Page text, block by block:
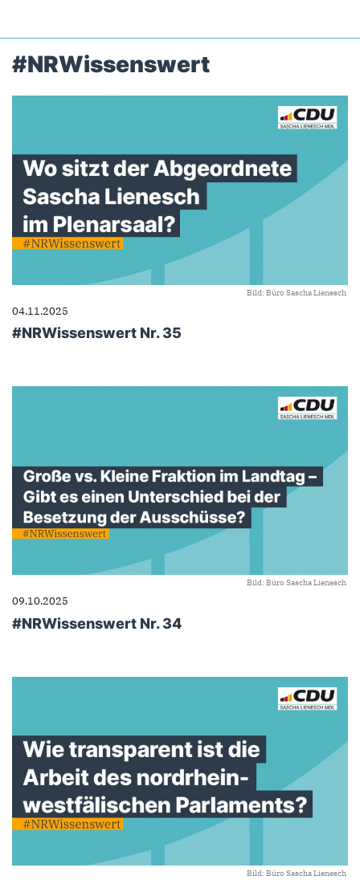
#NRWissenswert
Bild: Büro Sascha Lienesch
04.11.2025
#NRWissenswert Nr. 35
Bild: Büro Sascha Lienesch
09.10.2025
#NRWissenswert Nr. 34
Bild: Büro Sascha Lienesch